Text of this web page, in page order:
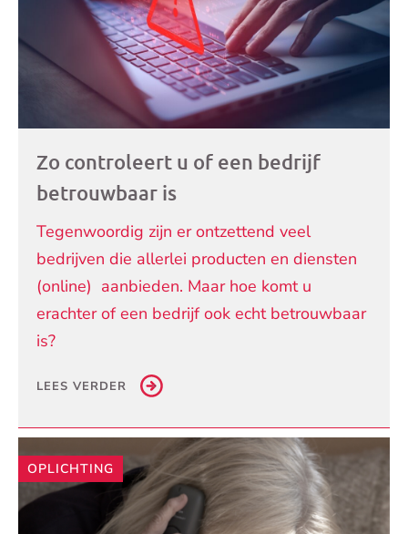
Zo controleert u of een bedrijf
betrouwbaar is
Tegenwoordig zijn er ontzettend veel
bedrijven die allerlei producten en diensten
(online) aanbieden. Maar hoe komt u
erachter of een bedrijf ook echt betrouwbaar
is?
LEES VERDER
OPLICHTING